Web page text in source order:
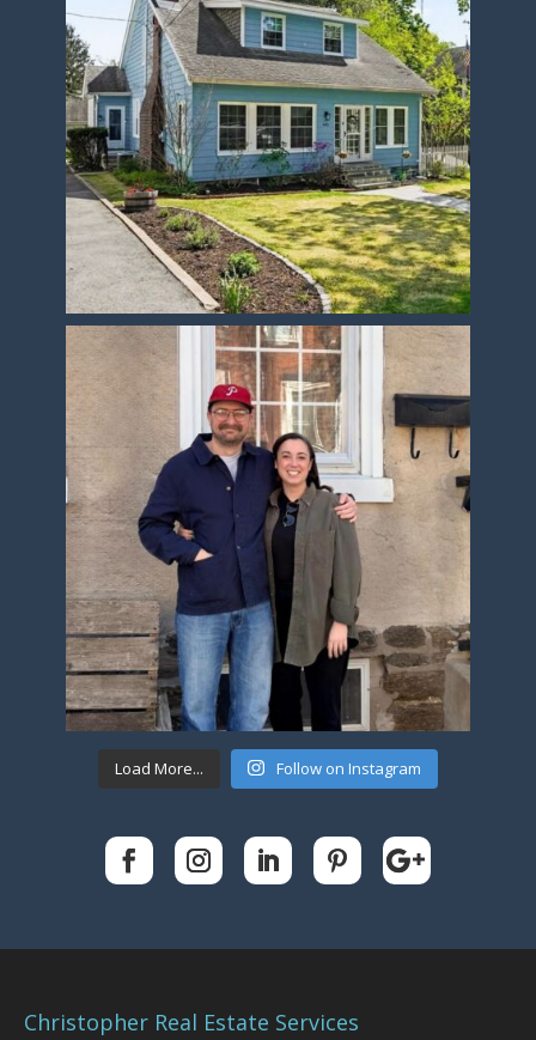
Load More... Follow on Instagram
Christopher Real Estate Services